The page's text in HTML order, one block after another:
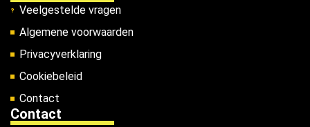
Veelgestelde vragen
Algemene voorwaarden
Privacyverklaring
Cookiebeleid
Contact
Contact